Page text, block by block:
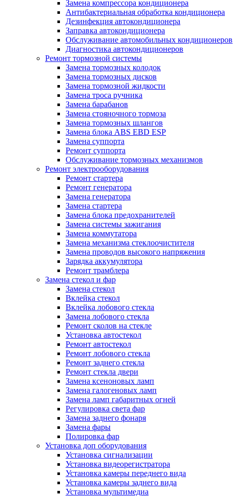
Замена компрессора кондиционера
Антибактериальная обработка кондиционера
Дезинфекция автокондиционера
Заправка автокондиционера
Обслуживание автомобильных кондиционеров
Диагностика автокондиционеров
Ремонт тормозной системы
Замена тормозных колодок
Замена тормозных дисков
Замена тормозной жидкости
Замена троса ручника
Замена барабанов
Замена стояночного тормоза
Замена тормозных шлангов
Замена блока ABS EBD ESP
Замена суппорта
Ремонт суппорта
Обслуживание тормозных механизмов
Ремонт электрооборудования
Ремонт стартера
Ремонт генератора
Замена генератора
Замена стартера
Замена блока предохранителей
Замена системы зажигания
Замена коммутатора
Замена механизма стеклоочистителя
Замена проводов высокого напряжения
Зарядка аккумулятора
Ремонт трамблера
Замена стекол и фар
Замена стекол
Вклейка стекол
Вклейка лобового стекла
Замена лобового стекла
Ремонт сколов на стекле
Установка автостекол
Ремонт автостекол
Ремонт лобового стекла
Ремонт заднего стекла
Ремонт стекла двери
Замена ксеноновых ламп
Замена галогеновых ламп
Замена ламп габаритных огней
Регулировка света фар
Замена заднего фонаря
Замена фары
Полировка фар
Установка доп оборудования
Установка сигнализации
Установка видеорегистратора
Установка камеры переднего вида
Установка камеры заднего вида
Установка мультимедиа